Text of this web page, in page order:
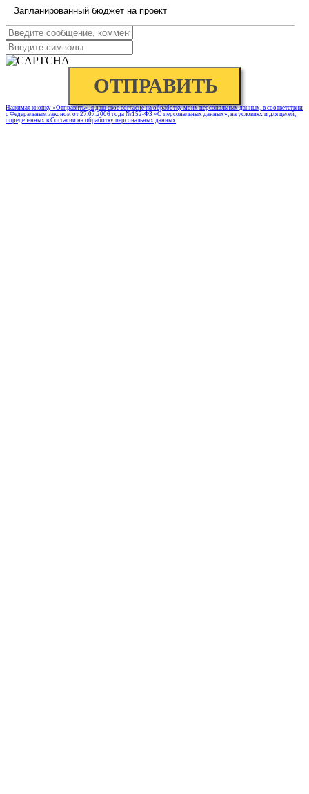
Нажимая кнопку «Отправить», я даю свое согласие на обработку моих персональных данных, в соответствии
с Федеральным законом от 27.07.2006 года №152-ФЗ «О персональных данных», на условиях и для целей,
определенных в Согласии на обработку персональных данных